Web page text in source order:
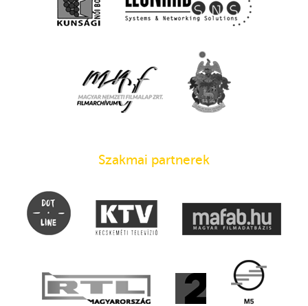
Szakmai partnerek